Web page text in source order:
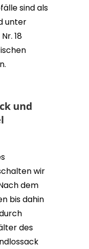
sind als
unter
18
und
wir
dem
bis dahin
des